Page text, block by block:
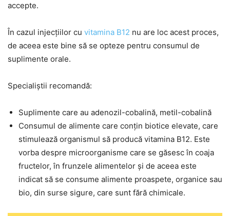
accepte.
În cazul injecțiilor cu vitamina B12 nu are loc acest proces,
de aceea este bine să se opteze pentru consumul de
suplimente orale.
Specialiștii recomandă:
Suplimente care au adenozil-cobalină, metil-cobalină
Consumul de alimente care conțin biotice elevate, care
stimulează organismul să producă vitamina B12. Este
vorba despre microorganisme care se găsesc în coaja
fructelor, în frunzele alimentelor și de aceea este
indicat să se consume alimente proaspete, organice sau
bio, din surse sigure, care sunt fără chimicale.